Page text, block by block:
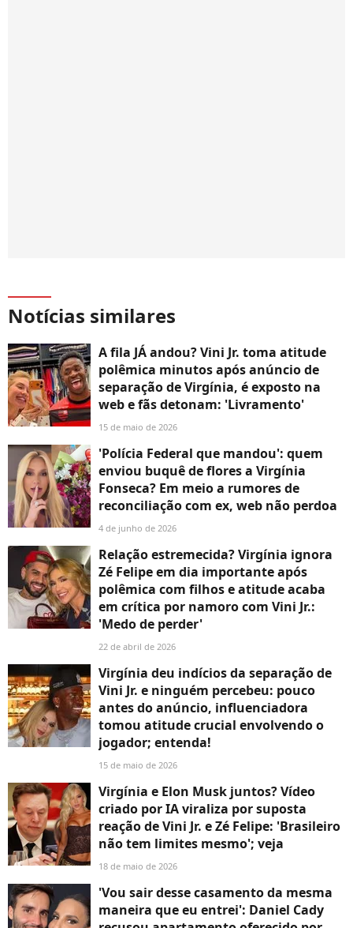
Notícias similares
A fila JÁ andou? Vini Jr. toma atitude
polêmica minutos após anúncio de
separação de Virgínia, é exposto na
web e fãs detonam: 'Livramento'
15 de maio de 2026
'Polícia Federal que mandou': quem
enviou buquê de flores a Virgínia
Fonseca? Em meio a rumores de
reconciliação com ex, web não perdoa
4 de junho de 2026
Relação estremecida? Virgínia ignora
Zé Felipe em dia importante após
polêmica com filhos e atitude acaba
em crítica por namoro com Vini Jr.:
'Medo de perder'
22 de abril de 2026
Virgínia deu indícios da separação de
Vini Jr. e ninguém percebeu: pouco
antes do anúncio, influenciadora
tomou atitude crucial envolvendo o
jogador; entenda!
15 de maio de 2026
Virgínia e Elon Musk juntos? Vídeo
criado por IA viraliza por suposta
reação de Vini Jr. e Zé Felipe: 'Brasileiro
não tem limites mesmo'; veja
18 de maio de 2026
'Vou sair desse casamento da mesma
maneira que eu entrei': Daniel Cady